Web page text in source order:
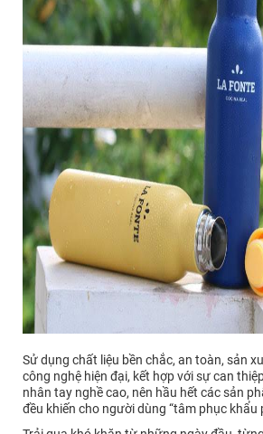
Sử dụng chất liệu bền chắc, an toàn, sản
công nghệ hiện đại, kết hợp với sự can
nhân tay nghề cao, nên hầu hết các sản
đều khiến cho người dùng “tâm phục khẩu